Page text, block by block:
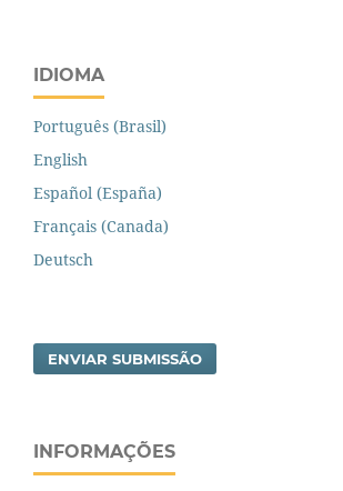
IDIOMA
Português (Brasil)
English
Español (España)
Français (Canada)
Deutsch
ENVIAR SUBMISSÃO
INFORMAÇÕES